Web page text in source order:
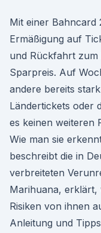
Mit einer Bahncard
Ermäßigung auf
und Rückfahrt
Sparpreis. Auf
andere bereits
Ländertickets oder
es keinen weiteren
Wie man sie
beschreibt die in
verbreiteten
Marihuana, erklärt,
Risiken von ihnen
Anleitung und